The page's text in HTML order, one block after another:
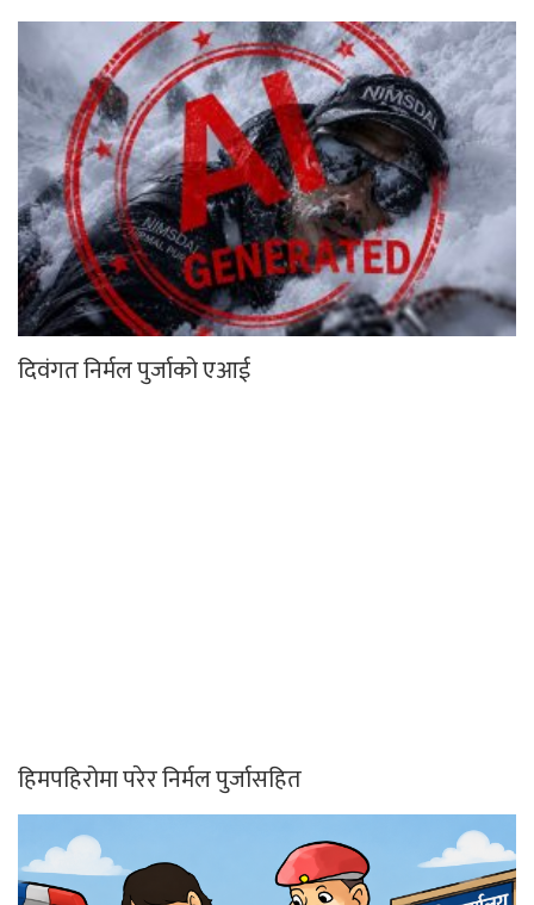
दिवंगत निर्मल पुर्जाको एआई
हिमपहिरोमा परेर निर्मल पुर्जासहित